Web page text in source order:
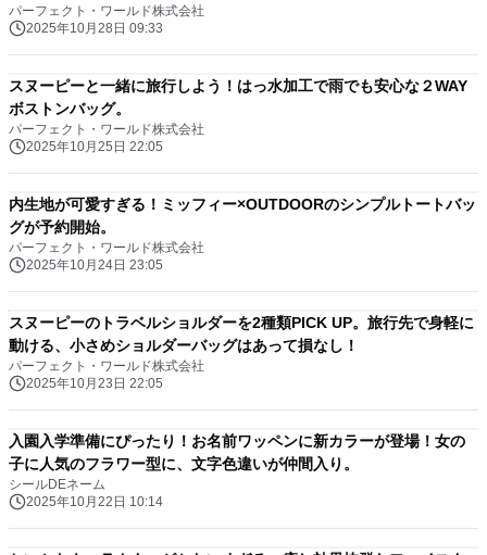
パーフェクト・ワールド株式会社
2025年10月28日 09:33
スヌーピーと一緒に旅行しよう！はっ水加工で雨でも安心な２WAY
ボストンバッグ。
パーフェクト・ワールド株式会社
2025年10月25日 22:05
内生地が可愛すぎる！ミッフィー×OUTDOORのシンプルトートバッ
グが予約開始。
パーフェクト・ワールド株式会社
2025年10月24日 23:05
スヌーピーのトラベルショルダーを2種類PICK UP。旅行先で身軽に
動ける、小さめショルダーバッグはあって損なし！
パーフェクト・ワールド株式会社
2025年10月23日 22:05
入園入学準備にぴったり！お名前ワッペンに新カラーが登場！女の
子に人気のフラワー型に、文字色違いが仲間入り。
シールDEネーム
2025年10月22日 10:14